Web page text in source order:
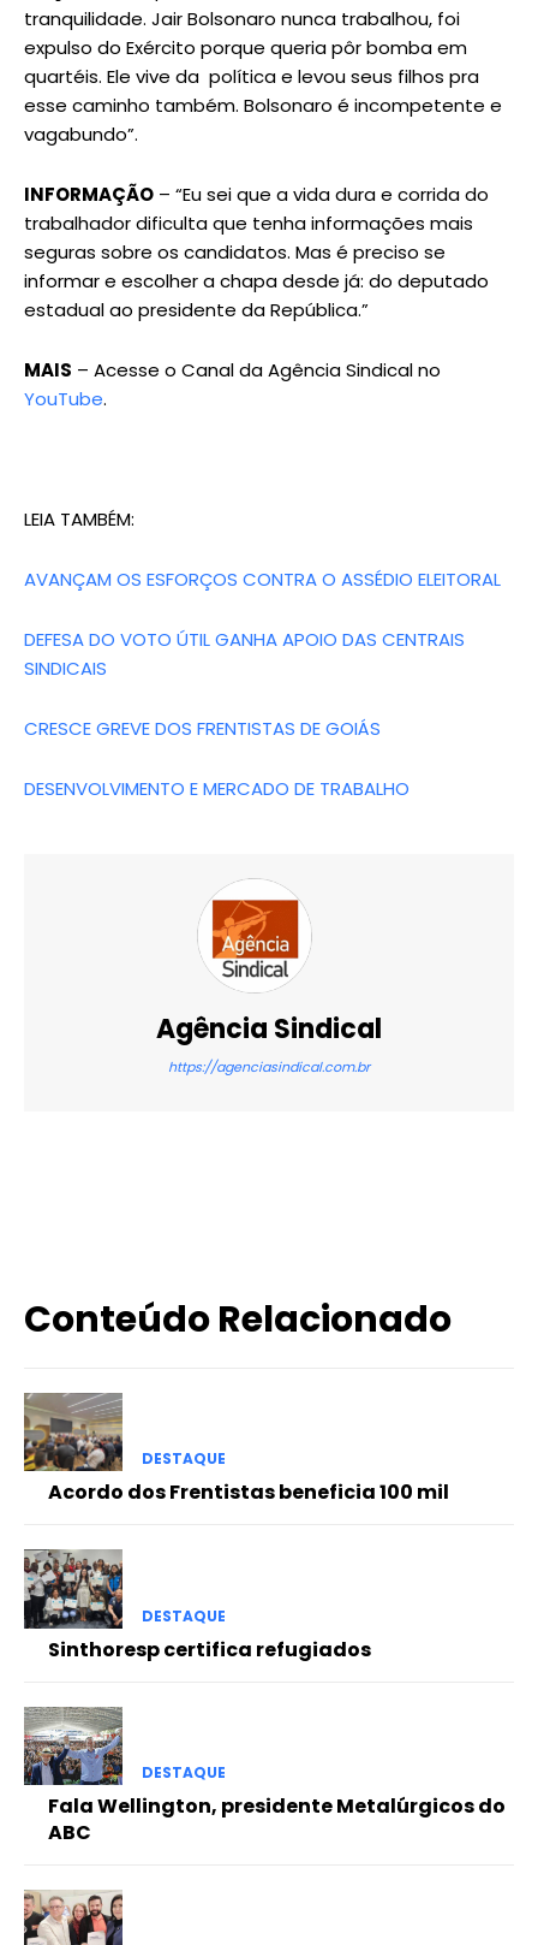
tranquilidade. Jair Bolsonaro nunca trabalhou, foi
expulso do Exército porque queria pôr bomba em
quartéis. Ele vive da política e levou seus filhos pra
esse caminho também. Bolsonaro é incompetente e
vagabundo”.
INFORMAÇÃO – “Eu sei que a vida dura e corrida do
trabalhador dificulta que tenha informações mais
seguras sobre os candidatos. Mas é preciso se
informar e escolher a chapa desde já: do deputado
estadual ao presidente da República.”
MAIS – Acesse o Canal da Agência Sindical no
YouTube.
LEIA TAMBÉM:
AVANÇAM OS ESFORÇOS CONTRA O ASSÉDIO ELEITORAL
DEFESA DO VOTO ÚTIL GANHA APOIO DAS CENTRAIS
SINDICAIS
CRESCE GREVE DOS FRENTISTAS DE GOIÁS
DESENVOLVIMENTO E MERCADO DE TRABALHO
Agência Sindical
https://agenciasindical.com.br
Conteúdo Relacionado
DESTAQUE
Acordo dos Frentistas beneficia 100 mil
DESTAQUE
Sinthoresp certifica refugiados
DESTAQUE
Fala Wellington, presidente Metalúrgicos do
ABC